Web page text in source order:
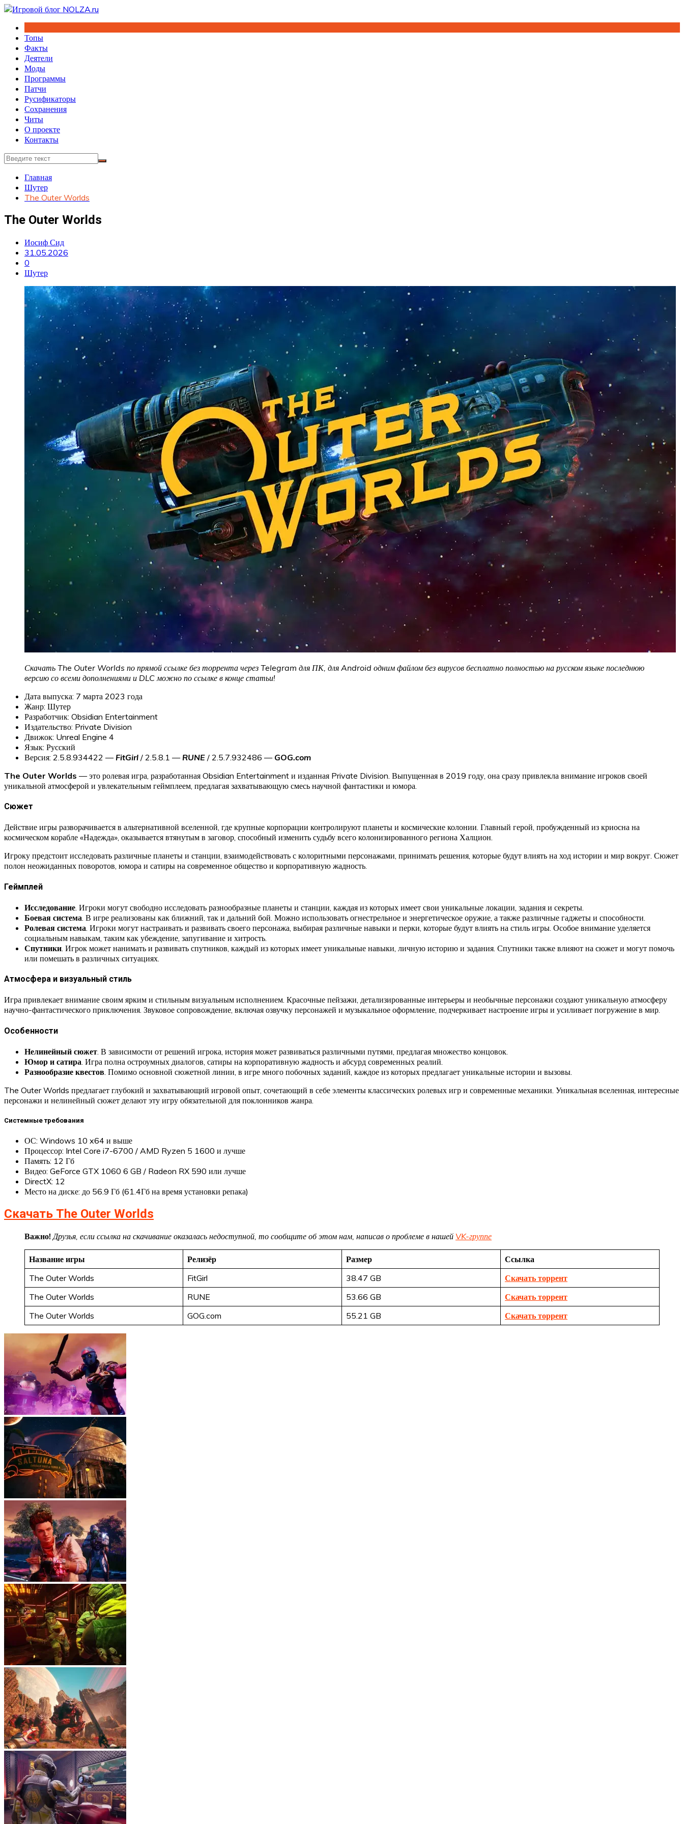
Перейти
содержимому
Топы
Факты
Деятели
Моды
Программы
Патчи
Русификаторы
Сохранения
Читы
О проекте
Контакты
Главная
Шутер
The Outer Worlds
The Outer Worlds
Иосиф Сид
31.05.2026
0
Шутер
Скачать The Outer Worlds по прямой ссылке без торрента через Telegram для ПК, для Android одним файлом без вирусов бесплатно полностью на русском языке последнюю
версию со всеми дополнениями и DLC можно по ссылке в конце статьи!
Дата выпуска: 7 марта 2023 года
Жанр: Шутер
Разработчик: Obsidian Entertainment
Издательство: Private Division
Движок: Unreal Engine 4
Язык: Русский
Версия: 2.5.8.934422 — FitGirl / 2.5.8.1 — RUNE / 2.5.7.932486 — GOG.com
The Outer Worlds — это ролевая игра, разработанная Obsidian Entertainment и изданная Private Division. Выпущенная в 2019 году, она сразу привлекла внимание игроков своей
уникальной атмосферой и увлекательным геймплеем, предлагая захватывающую смесь научной фантастики и юмора.
Сюжет
Действие игры разворачивается в альтернативной вселенной, где крупные корпорации контролируют планеты и космические колонии. Главный герой, пробужденный из криосна на
космическом корабле «Надежда», оказывается втянутым в заговор, способный изменить судьбу всего колонизированного региона Халцион.
Игроку предстоит исследовать различные планеты и станции, взаимодействовать с колоритными персонажами, принимать решения, которые будут влиять на ход истории и мир вокруг. Сюжет
полон неожиданных поворотов, юмора и сатиры на современное общество и корпоративную жадность.
Геймплей
Исследование . Игроки могут свободно исследовать разнообразные планеты и станции, каждая из которых имеет свои уникальные локации, задания и секреты.
Боевая система . В игре реализованы как ближний, так и дальний бой. Можно использовать огнестрельное и энергетическое оружие, а также различные гаджеты и способности.
Ролевая система . Игроки могут настраивать и развивать своего персонажа, выбирая различные навыки и перки, которые будут влиять на стиль игры. Особое внимание уделяется
социальным навыкам, таким как убеждение, запугивание и хитрость.
Спутники . Игрок может нанимать и развивать спутников, каждый из которых имеет уникальные навыки, личную историю и задания. Спутники также влияют на сюжет и могут помочь
или помешать в различных ситуациях.
Атмосфера и визуальный стиль
Игра привлекает внимание своим ярким и стильным визуальным исполнением. Красочные пейзажи, детализированные интерьеры и необычные персонажи создают уникальную атмосферу
научно-фантастического приключения. Звуковое сопровождение, включая озвучку персонажей и музыкальное оформление, подчеркивает настроение игры и усиливает погружение в мир.
Особенности
Нелинейный сюжет . В зависимости от решений игрока, история может развиваться различными путями, предлагая множество концовок.
Юмор и сатира . Игра полна остроумных диалогов, сатиры на корпоративную жадность и абсурд современных реалий.
Разнообразие квестов . Помимо основной сюжетной линии, в игре много побочных заданий, каждое из которых предлагает уникальные истории и вызовы.
The Outer Worlds предлагает глубокий и захватывающий игровой опыт, сочетающий в себе элементы классических ролевых игр и современные механики. Уникальная вселенная, интересные
персонажи и нелинейный сюжет делают эту игру обязательной для поклонников жанра.
Системные требования
ОС: Windows 10 x64 и выше
Процессор: Intel Core i7-6700 / AMD Ryzen 5 1600 и лучше
Память: 12 Гб
Видео: GeForce GTX 1060 6 GB / Radeon RX 590 или лучше
DirectX: 12
Место на диске: до 56.9 Гб (61.4Гб на время установки репака)
Скачать The Outer Worlds
Важно!Друзья, если ссылка на скачивание оказалась недоступной, то сообщите об этом нам, написав о проблеме в нашей VK-группе
Название игры Релизёр Размер
Ссылка
The Outer Worlds
FitGirl 38.47 GB
Скачать торрент
The Outer Worlds
RUNE 53.66 GB
Скачать торрент
The Outer Worlds
GOG.com 55.21 GB Скачать торрент